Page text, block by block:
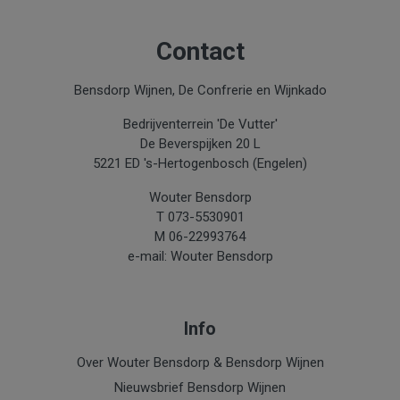
Contact
Bensdorp Wijnen, De Confrerie en Wijnkado
Bedrijventerrein 'De Vutter'
De Beverspijken 20 L
5221 ED 's-Hertogenbosch (Engelen)
Wouter Bensdorp
T 073-5530901
M 06-22993764
e-mail: Wouter Bensdorp
Info
Over Wouter Bensdorp & Bensdorp Wijnen
Nieuwsbrief Bensdorp Wijnen